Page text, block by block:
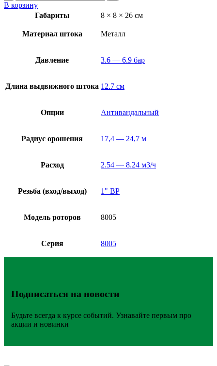
В корзину
Габариты
8 × 8 × 26 см
Материал штока Металл
Давление 3.6 — 6.9 бар
Длина выдвижного штока 12.7 см
Опции Антивандальный
Радиус орошения 17,4 — 24,7 м
Расход 2.54 — 8.24 м3/ч
Резьба (вход/выход) 1" ВР
Модель роторов 8005
Серия 8005
Подписаться на новости
Будьте всегда к курсе событий. Узнавайте первым про
акции и новинки